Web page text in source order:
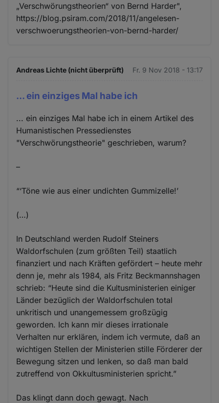
„Verschwörungstheorien“ von Bernd Harder",
https://blog.psiram.com/2018/11/angelesen-
verschwoerungstheorien-von-bernd-harder/
Andreas Lichte (nicht überprüft) Fr. 9 Nov 2018 - 13:17
... ein einziges Mal habe ich
... ein einziges Mal habe ich in einem Artikel des
Humanistischen Pressedienstes
"Verschwörungstheorie" geschrieben, warum?
–
“‘Töne wie aus einer undichten Gummizelle!’
(…)
In Deutschland werden Rudolf Steiners
Waldorfschulen (zum größten Teil) staatlich
finanziert und nach Kräften gefördert – heute mehr
denn je, mehr als 1984, als Fritz Beckmannshagen
schrieb: “Heute sind die Kultusministerien einiger
Länder bezüglich der Waldorfschulen total
unkritisch und unangemessem großzügig
geworden. Ich kann mir dieses irrationale
Verhalten nur erklären, indem ich vermute, daß an
wichtigen Stellen der Ministerien stille Förderer der
Bewegung sitzen und lenken, so daß man bald
zutreffend von Okkultusministerien spricht.”
Das klingt dann doch gewagt. Nach